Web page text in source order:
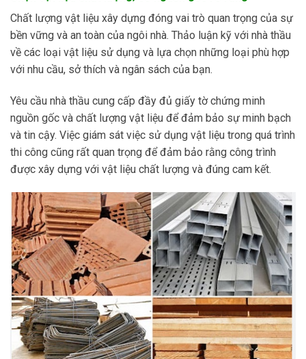
Chất lượng vật liệu xây dựng đóng vai trò quan trọng của sự
bền vững và an toàn của ngôi nhà. Thảo luận kỹ với nhà thầu
về các loại vật liệu sử dụng và lựa chọn những loại phù hợp
với nhu cầu, sở thích và ngân sách của bạn.
Yêu cầu nhà thầu cung cấp đầy đủ giấy tờ chứng minh
nguồn gốc và chất lượng vật liệu để đảm bảo sự minh bạch
và tin cậy. Việc giám sát việc sử dụng vật liệu trong quá trình
thi công cũng rất quan trọng để đảm bảo rằng công trình
được xây dựng với vật liệu chất lượng và đúng cam kết.